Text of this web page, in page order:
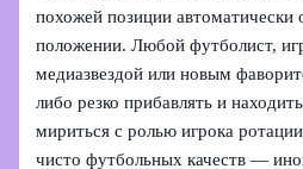
похожей позиции автоматически
положении. Любой футболист,
медиазвездой или новым
либо резко прибавлять и
мириться с ролью игрока
чисто футбольных качеств —